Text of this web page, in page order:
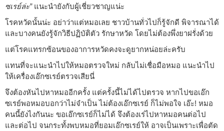
ซเรย์ล่ะ”แนะนำยังกับผู้เชี่ยวชาญแน่ะ
โรคหวัดนั้นน่ะ อย่าว่าแต่หมอเลย ชาวบ้านทั่วไปก็รู้จักดี พิจารณาได้
และบางคนยังรู้จักวิธีปฏิบัติตัว รักษาหวัด โดยไม่ต้องพึ่งยาฝรั่งด้วย
แต่โรคแทรกซ้อนของอาการหวัดคงจะดูยากหน่อยล่ะครับ
แทนที่จะแนะนำไปให้หมอตรวจใหม่ กลับไม่เชื่อมือหมอ แนะนำไป
ให้เครื่องเอ๊กซเรย์ตรวจเสียนี่
จึงต้องหันไปหาหมออีกครั้ง แต่ครั้งนี้ไม่ได้ไปตรวจ หากไปขอเอ๊ก
ซเรย์พอหมอบอกว่าไม่จำเป็น ไม่ต้องเอ๊กซเรย์ ก็ไม่พอใจ เอ๊ะ! หมอ
คนนี้ยังไงกันนะ ขอเอ๊กซเรย์ก็ไม่ได้ จึงต้องเร่ไปหาหมอคนต่อไป
และต่อไป จนกระทั้งพบหมอที่ยอมเอ๊กซเรย์ให้ อาจเป็นเพราะเพื่อตัด